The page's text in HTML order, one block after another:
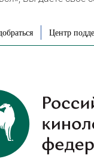
Центр